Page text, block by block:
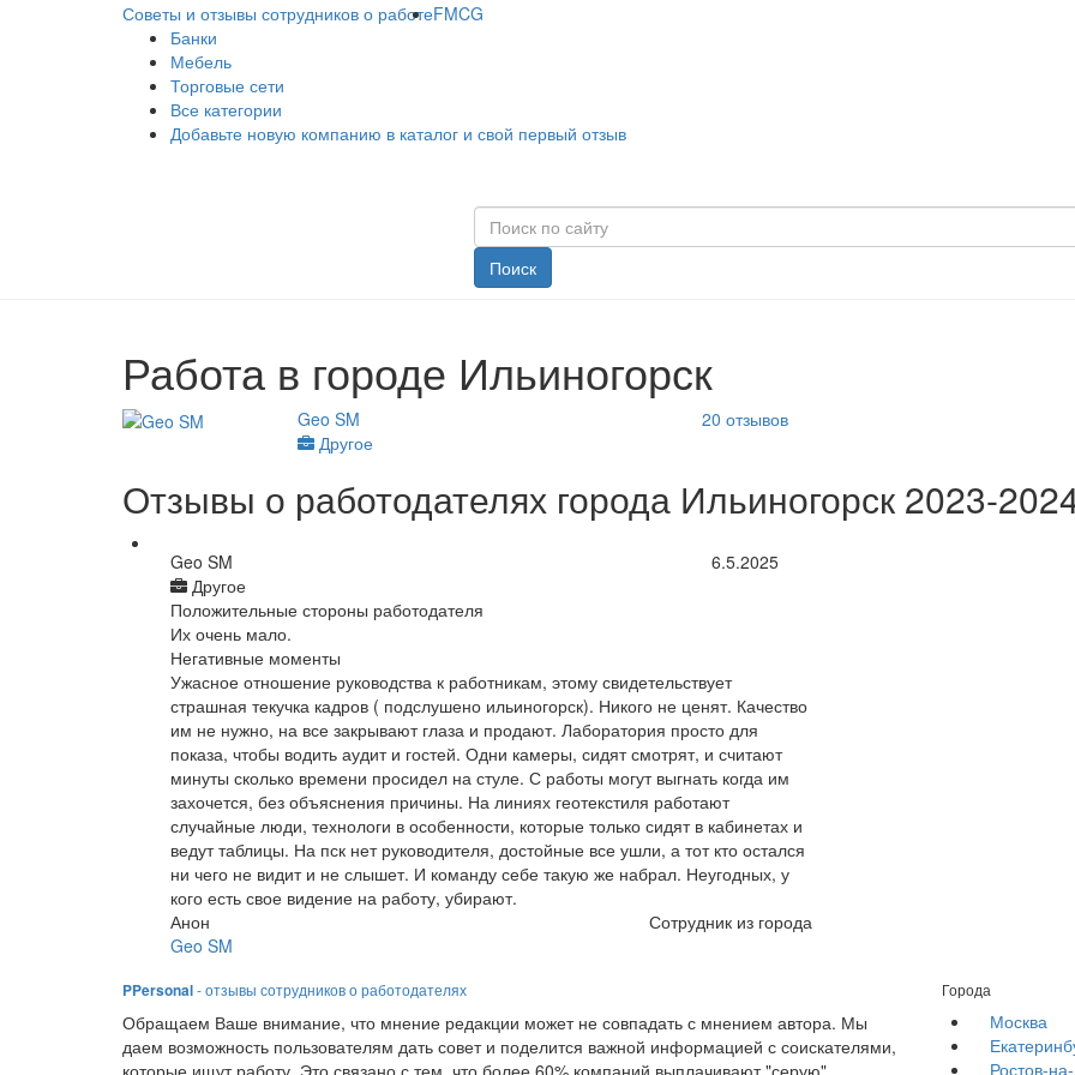
Советы и отзывы сотрудников о работеFMCG
Банки
Мебель
Торговые сети
Все категории
Добавьте новую компанию в каталог и свой первый отзыв
Поиск
Работа в городе Ильиногорск
Geo SM
Другое
20 отзывов
Отзывы о работодателях города Ильиногорск 2023-
Geo SM
Другое
6.5.2025
Положительные стороны работодателя
Их очень мало.
Негативные моменты
Ужасное отношение руководства к работникам, этому свидетельствует
страшная текучка кадров ( подслушено ильиногорск). Никого не ценят. Качество
им не нужно, на все закрывают глаза и продают. Лаборатория просто для
показа, чтобы водить аудит и гостей. Одни камеры, сидят смотрят, и считают
минуты сколько времени просидел на стуле. С работы могут выгнать когда им
захочется, без объяснения причины. На линиях геотекстиля работают
случайные люди, технологи в особенности, которые только сидят в кабинетах и
ведут таблицы. На пск нет руководителя, достойные все ушли, а тот кто остался
ни чего не видит и не слышет. И команду себе такую же набрал. Неугодных, у
кого есть свое видение на работу, убирают.
Анон
Сотрудник из города
Geo SM
PPersonal- отзывы сотрудников о работодателях
Обращаем Ваше внимание, что мнение редакции может не совпадать с мнением автора. Мы
даем возможность пользователям дать совет и поделится важной информацией с соискателями,
которые ищут работу. Это связано с тем, что более 60% компаний выплачивают "серую"
Города
Москва
Ростов-